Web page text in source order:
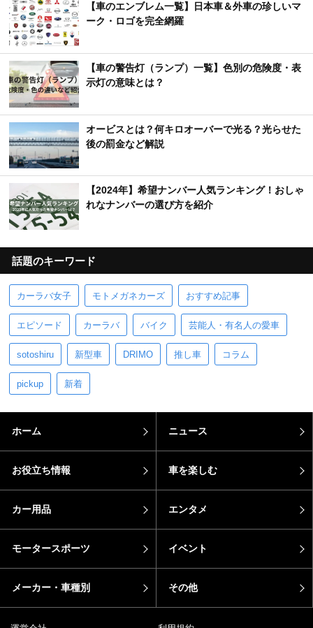
【車のエンブレム一覧】日本車＆外車の珍しいマ
ーク・ロゴを完全網羅
【車の警告灯（ランプ）一覧】色別の危険度・表
示灯の意味とは？
オービスとは？何キロオーバーで光る？光らせた
後の罰金など解説
【2024年】希望ナンバー人気ランキング！おしゃ
れなナンバーの選び方を紹介
話題のキーワード
カーラバ女子 モトメガネカーズ おすすめ記事
エピソード カーラバ バイク 芸能人・有名人の愛車
sotoshiru 新型車 DRIMO 推し車 コラム
pickup 新着
ホーム ニュース
お役立ち情報 車を楽しむ
カー用品 エンタメ
モータースポーツ イベント
メーカー・車種別 その他